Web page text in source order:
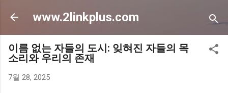
기본 콘텐츠로 건너뛰기
www.2linkplus.com
이름 없는 자들의 도시: 잊혀진 자들의 목
소리와 우리의 존재
7월 28, 2025